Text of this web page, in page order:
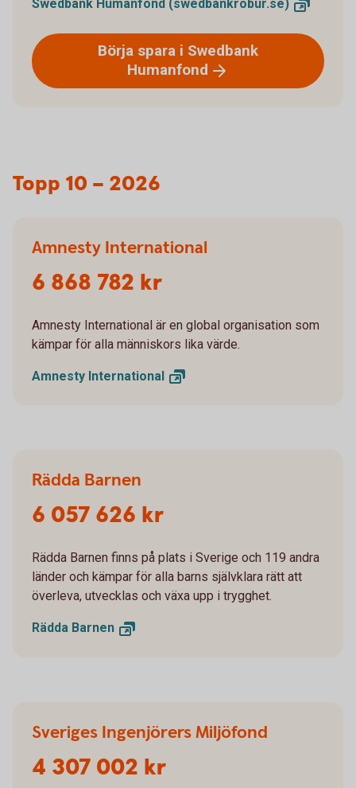
Swedbank Humanfond (swedbankrobur.se)
Börja spara i Swedbank
Humanfond
Topp 10 – 2026
Amnesty International
6 868 782 kr
Amnesty International är en global organisation som
kämpar för alla människors lika värde.
Amnesty International
Rädda Barnen
6 057 626 kr
Rädda Barnen finns på plats i Sverige och 119 andra
länder och kämpar för alla barns självklara rätt att
överleva, utvecklas och växa upp i trygghet.
Rädda Barnen
Sveriges Ingenjörers Miljöfond
4 307 002 kr